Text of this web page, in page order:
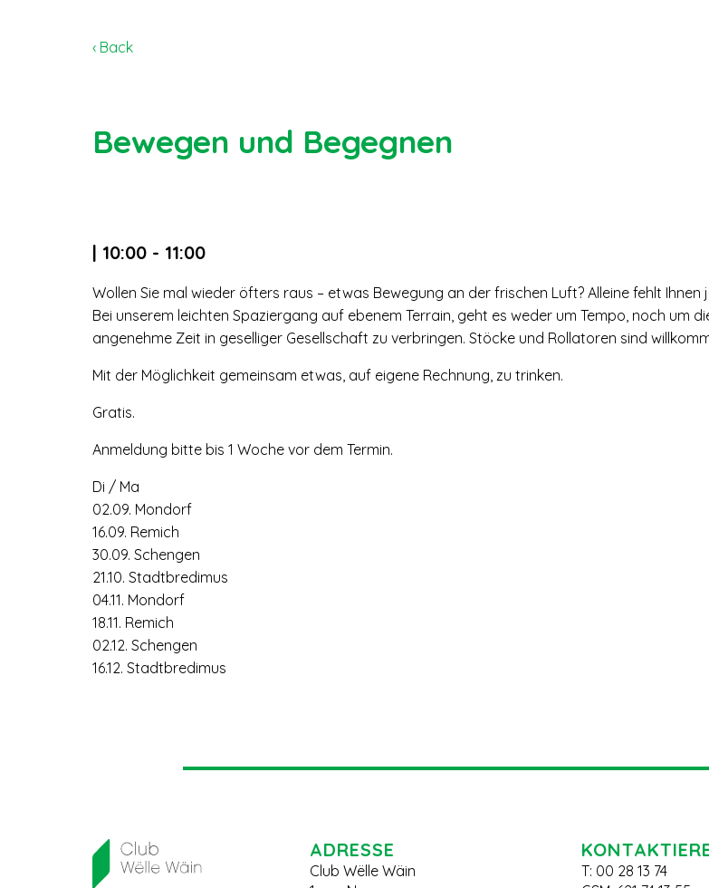
‹ Back
Bewegen und Begegnen
| 10:00 - 11:00
Wollen Sie mal wieder öfters raus – etwas Bewegung an der frischen Luft? Alleine fehlt
Bei unserem leichten Spaziergang auf ebenem Terrain, geht es weder um Tempo, noch um
angenehme Zeit in geselliger Gesellschaft zu verbringen. Stöcke und Rollatoren sind
Mit der Möglichkeit gemeinsam etwas, auf eigene Rechnung, zu trinken.
Gratis.
Anmeldung bitte bis 1 Woche vor dem Termin.
Di / Ma
02.09. Mondorf
16.09. Remich
30.09. Schengen
21.10. Stadtbredimus
04.11. Mondorf
18.11. Remich
02.12. Schengen
16.12. Stadtbredimus
ADRESSE
Club Wëlle Wäin
T: 00 28 13 74